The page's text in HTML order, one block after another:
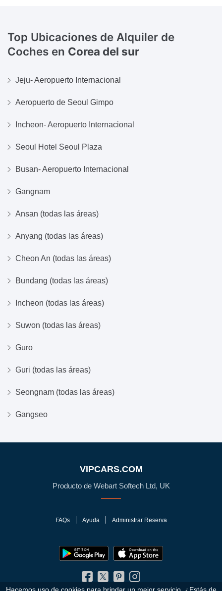
Top Ubicaciones de Alquiler de
Coches en Corea del sur
Jeju- Aeropuerto Internacional
Aeropuerto de Seoul Gimpo
Incheon- Aeropuerto Internacional
Seoul Hotel Seoul Plaza
Busan- Aeropuerto Internacional
Gangnam
Ansan (todas las áreas)
Anyang (todas las áreas)
Cheon An (todas las áreas)
Bundang (todas las áreas)
Incheon (todas las áreas)
Suwon (todas las áreas)
Guro
Guri (todas las áreas)
Seongnam (todas las áreas)
Gangseo
VIPCARS.COM
Producto de Webart Softech Ltd, UK
FAQs Ayuda Administrar Reserva